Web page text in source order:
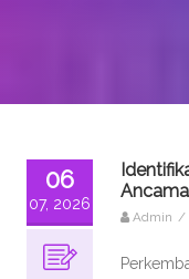
06
07, 2026
Admin /